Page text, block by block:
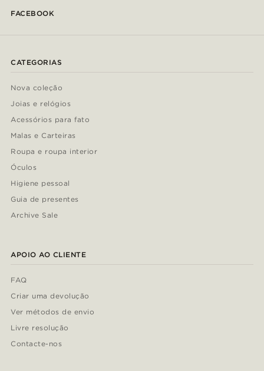
FACEBOOK
CATEGORIAS
Nova coleção
Joias e relógios
Acessórios para fato
Malas e Carteiras
Roupa e roupa interior
Óculos
Higiene pessoal
Guia de presentes
Archive Sale
APOIO AO CLIENTE
FAQ
Criar uma devolução
Ver métodos de envio
Livre resolução
Contacte-nos